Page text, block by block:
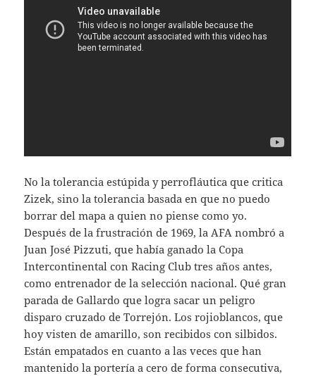
No la tolerancia estúpida y perrofláutica que critica
Zizek, sino la tolerancia basada en que no puedo
borrar del mapa a quien no piense como yo.
Después de la frustración de 1969, la AFA nombró a
Juan José Pizzuti, que había ganado la Copa
Intercontinental con Racing Club tres años antes,
como entrenador de la selección nacional. Qué gran
parada de Gallardo que logra sacar un peligro
disparo cruzado de Torrejón. Los rojioblancos, que
hoy visten de amarillo, son recibidos con silbidos.
Están empatados en cuanto a las veces que han
mantenido la portería a cero de forma consecutiva,